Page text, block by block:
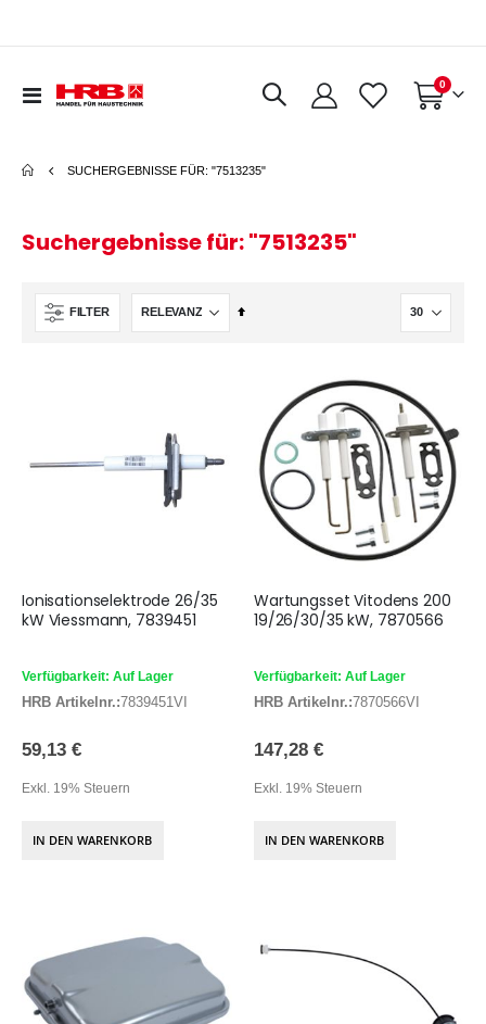
Navigation
Warenkorb
0Artikel
SUCHERGEBNISSE FÜR: "7513235"
Suchergebnisse für: "7513235"
FILTER
In
Ionisationselektrode 26/35
kW Viessmann, 7839451
Verfügbarkeit: Auf Lager
HRB Artikelnr.:7839451VI
59,13 €
Exkl. 19% Steuern
IN DEN WARENKORB
Wartungsset Vitodens 200
19/26/30/35 kW, 7870566
Verfügbarkeit: Auf Lager
HRB Artikelnr.:7870566VI
147,28 €
Exkl. 19% Steuern
IN DEN WARENKORB